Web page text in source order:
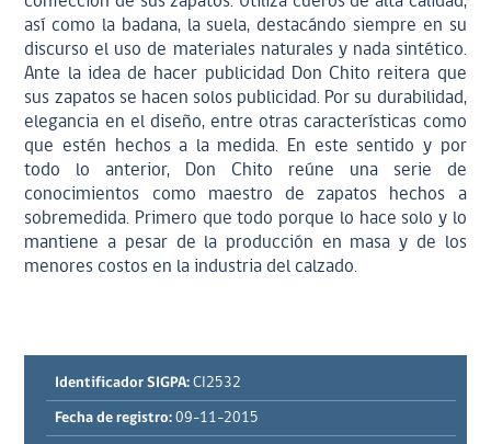
así como la badana, la suela, destacándo siempre en su
discurso el uso de materiales naturales y nada sintético.
Ante la idea de hacer publicidad Don Chito reitera que
sus zapatos se hacen solos publicidad. Por su durabilidad,
elegancia en el diseño, entre otras características como
que estén hechos a la medida. En este sentido y por
todo lo anterior, Don Chito reúne una serie de
conocimientos como maestro de zapatos hechos a
sobremedida. Primero que todo porque lo hace solo y lo
mantiene a pesar de la producción en masa y de los
menores costos en la industria del calzado.
Identificador SIGPA: CI2532
Fecha de registro: 09-11-2015